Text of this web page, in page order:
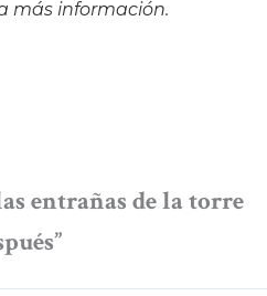
más información.
entrañas de la torre